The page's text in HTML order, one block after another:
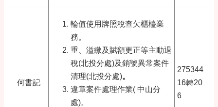
何書記
輪值使用牌照稅查欠櫃檯業
務。
重、溢繳及賦額更正等主動退
稅(北投分處)及銷號異常案件
清理(北投分處)。
違章案件處理作業( 中山分
處)。
275344
16轉20
6